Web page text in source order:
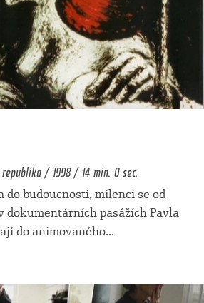
/ 1998 / 14 min. 0 sec.
do budoucnosti, milenci se od
dokumentárních pasážích Pavla
do animovaného...